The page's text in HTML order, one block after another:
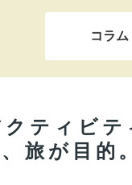
コラム
ティビテ
旅が目的。